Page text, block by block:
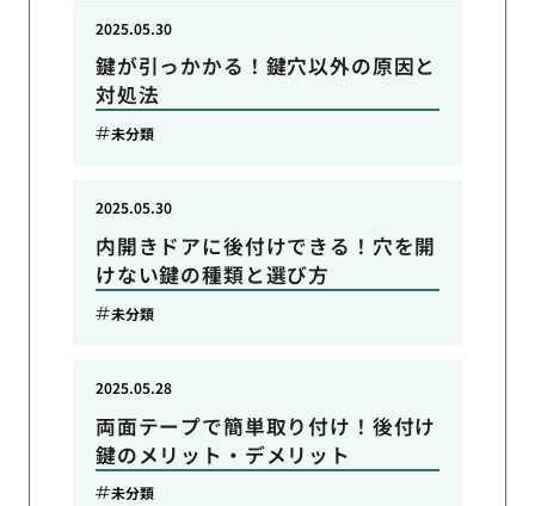
鍵が引っかかる！鍵穴以外の原因と
対処法
2025.05.30
未分類
内開きドアに後付けできる！穴を開
けない鍵の種類と選び方
2025.05.30
未分類
両面テープで簡単取り付け！後付け
鍵のメリット・デメリット
2025.05.28
未分類